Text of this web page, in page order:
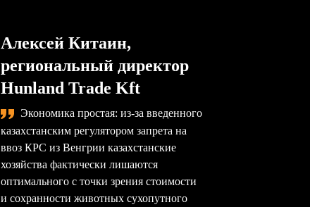
Алексей Китаин,
региональный директор
Hunland Trade Kft
Экономика простая: из-за введенного
казахстанским регулятором запрета на
ввоз КРС из Венгрии казахстанские
хозяйства фактически лишаются
оптимального с точки зрения стоимости
и сохранности животных сухопутного